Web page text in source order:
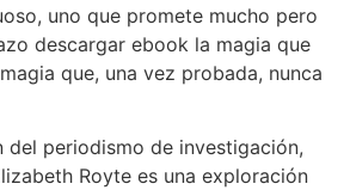
uno que promete mucho pero
descargar ebook la magia que
que, una vez probada, nunca
del periodismo de investigación,
Royte es una exploración